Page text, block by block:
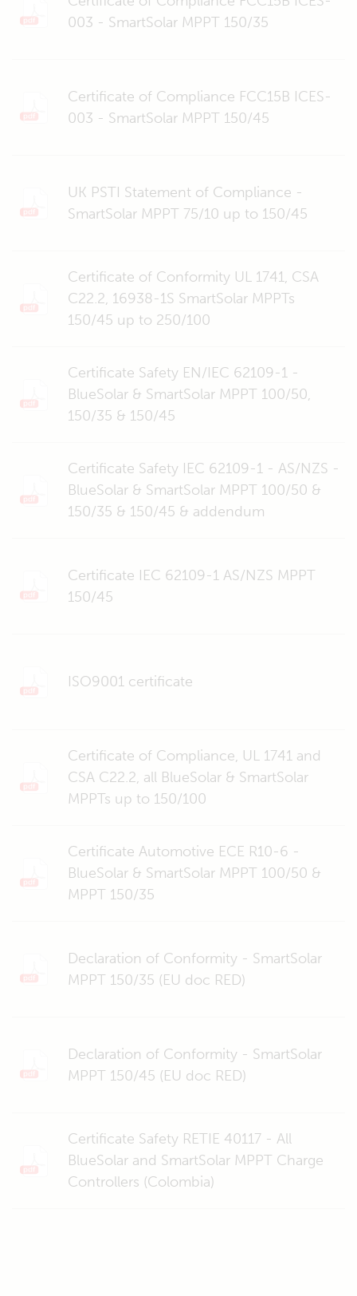
003 - SmartSolar MPPT 150/35
Certificate of Compliance FCC15B ICES-
003 - SmartSolar MPPT 150/45
UK PSTI Statement of Compliance -
SmartSolar MPPT 75/10 up to 150/45
Certificate of Conformity UL 1741, CSA
C22.2, 16938-1S SmartSolar MPPTs
150/45 up to 250/100
Certificate Safety EN/IEC 62109-1 -
BlueSolar & SmartSolar MPPT 100/50,
150/35 & 150/45
Certificate Safety IEC 62109-1 - AS/NZS -
BlueSolar & SmartSolar MPPT 100/50 &
150/35 & 150/45 & addendum
Certificate IEC 62109-1 AS/NZS MPPT
150/45
ISO9001 certificate
Certificate of Compliance, UL 1741 and
CSA C22.2, all BlueSolar & SmartSolar
MPPTs up to 150/100
Certificate Automotive ECE R10-6 -
BlueSolar & SmartSolar MPPT 100/50 &
MPPT 150/35
Declaration of Conformity - SmartSolar
MPPT 150/35 (EU doc RED)
Declaration of Conformity - SmartSolar
MPPT 150/45 (EU doc RED)
Certificate Safety RETIE 40117 - All
BlueSolar and SmartSolar MPPT Charge
Controllers (Colombia)